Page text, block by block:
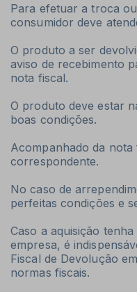
Para efetuar a troca
consumidor deve
O produto a ser
aviso de recebimento
nota fiscal.
O produto deve estar
boas condições.
Acompanhado da
correspondente.
No caso de
perfeitas condições e
Caso a aquisição
empresa, é
Fiscal de Devolução
normas fiscais.